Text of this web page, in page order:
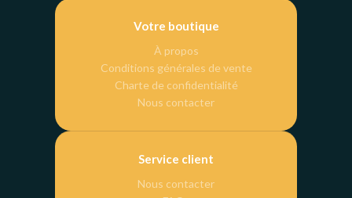
Votre boutique
À propos
Conditions générales de vente
Charte de confidentialité
Nous contacter
Service client
Nous contacter